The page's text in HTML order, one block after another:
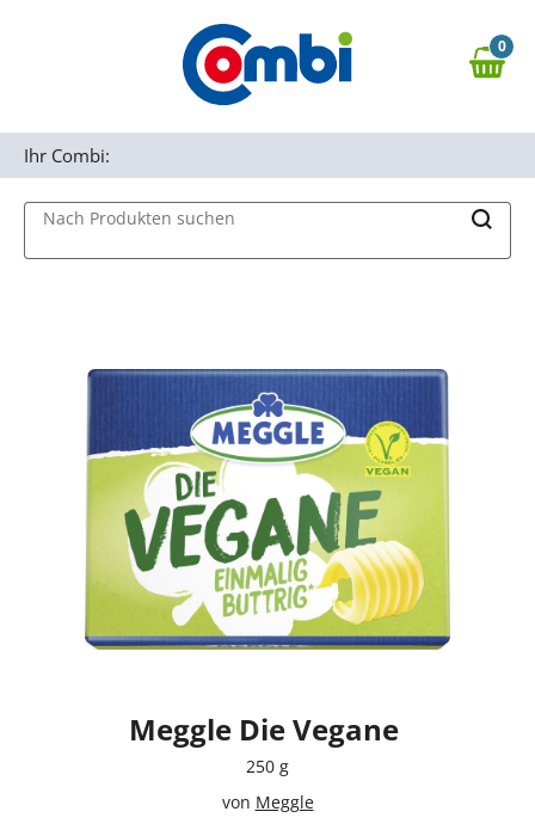
Zur Navigation springen
0,00 €
0
Nach Produkten suchen
Ihr Combi:
Meggle Die Vegane
250 g
von Meggle